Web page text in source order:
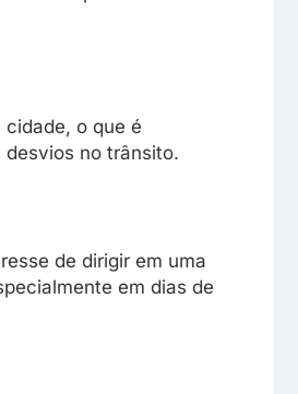
o que é
no trânsito.
de dirigir em uma
em dias de